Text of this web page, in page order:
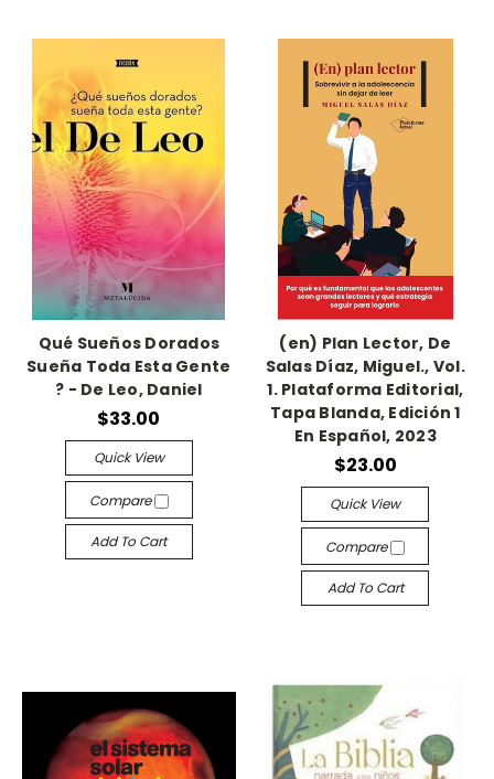
Qué Sueños Dorados
Sueña Toda Esta Gente
? - De Leo, Daniel
$33.00
Quick View
Compare
Add To Cart
(en) Plan Lector, De
Salas Díaz, Miguel., Vol.
1. Plataforma Editorial,
Tapa Blanda, Edición 1
En Español, 2023
$23.00
Quick View
Compare
Add To Cart